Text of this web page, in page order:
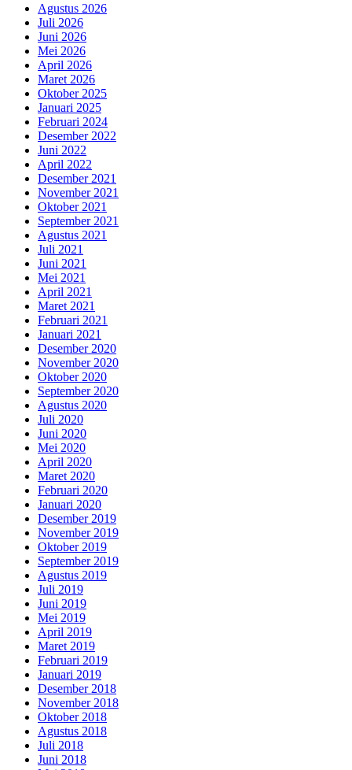
Agustus 2026
Juli 2026
Juni 2026
Mei 2026
April 2026
Maret 2026
Oktober 2025
Januari 2025
Februari 2024
Desember 2022
Juni 2022
April 2022
Desember 2021
November 2021
Oktober 2021
September 2021
Agustus 2021
Juli 2021
Juni 2021
Mei 2021
April 2021
Maret 2021
Februari 2021
Januari 2021
Desember 2020
November 2020
Oktober 2020
September 2020
Agustus 2020
Juli 2020
Juni 2020
Mei 2020
April 2020
Maret 2020
Februari 2020
Januari 2020
Desember 2019
November 2019
Oktober 2019
September 2019
Agustus 2019
Juli 2019
Juni 2019
Mei 2019
April 2019
Maret 2019
Februari 2019
Januari 2019
Desember 2018
November 2018
Oktober 2018
Agustus 2018
Juli 2018
Juni 2018